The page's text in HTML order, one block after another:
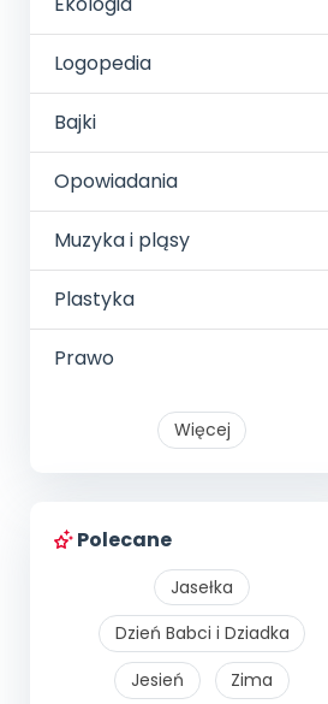
Logopedia
Bajki
Opowiadania
Muzyka i pląsy
Plastyka
Prawo
Więcej
Polecane
Jasełka
Dzień Babci i Dziadka
Jesień
Zima